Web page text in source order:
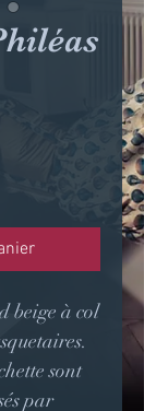
beige à col
sont
par